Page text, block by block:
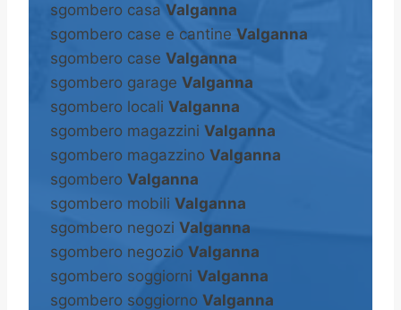
sgombero casa Valganna
sgombero case e cantine Valganna
sgombero case Valganna
sgombero garage Valganna
sgombero locali Valganna
sgombero magazzini Valganna
sgombero magazzino Valganna
sgombero Valganna
sgombero mobili Valganna
sgombero negozi Valganna
sgombero negozio Valganna
sgombero soggiorni Valganna
sgombero soggiorno Valganna